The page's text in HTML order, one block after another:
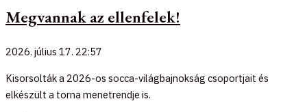
Megvannak az ellenfelek!
2026. július 17. 22:57
Kisorsolták a 2026-os socca-világbajnokság csoportjait és
elkészült a torna menetrendje is.